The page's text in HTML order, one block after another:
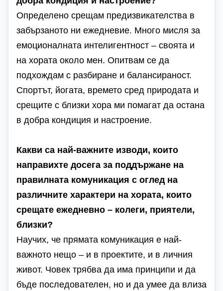
Определено срещам предизвикателства в
забързаното ни ежедневие. Много мисля за
емоционалната интелигентност – своята и
на хората около мен. Опитвам се да
подхождам с разбиране и балансираност.
Спортът, йогата, времето сред природата и
срещите с близки хора ми помагат да остана
в добра кондиция и настроение.
Какви са най-важните изводи, които
направихте досега за поддържане на
правилната комуникация с оглед на
различните характери на хората, които
срещате ежедневно – колеги, приятели,
близки?
Научих, че прямата комуникация е най-
важното нещо – и в проектите, и в личния
живот. Човек трябва да има принципи и да
бъде последователен, но и да умее да влиза